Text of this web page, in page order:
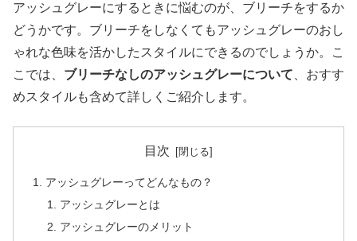
アッシュグレーにするときに悩むのが、ブリーチをするか
どうかです。ブリーチをしなくてもアッシュグレーのおし
ゃれな色味を活かしたスタイルにできるのでしょうか。こ
こでは、 ブリーチなしのアッシュグレーについて 、おすす
めスタイルも含めて詳しくご紹介します。
目次
アッシュグレーってどんなもの？
アッシュグレーとは
アッシュグレーのメリット